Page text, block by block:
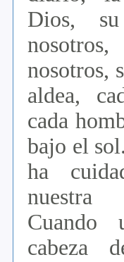
Dios,
nosotros,
aldea,
cada
bajo el
ha
nuestra
Cuando
cabeza